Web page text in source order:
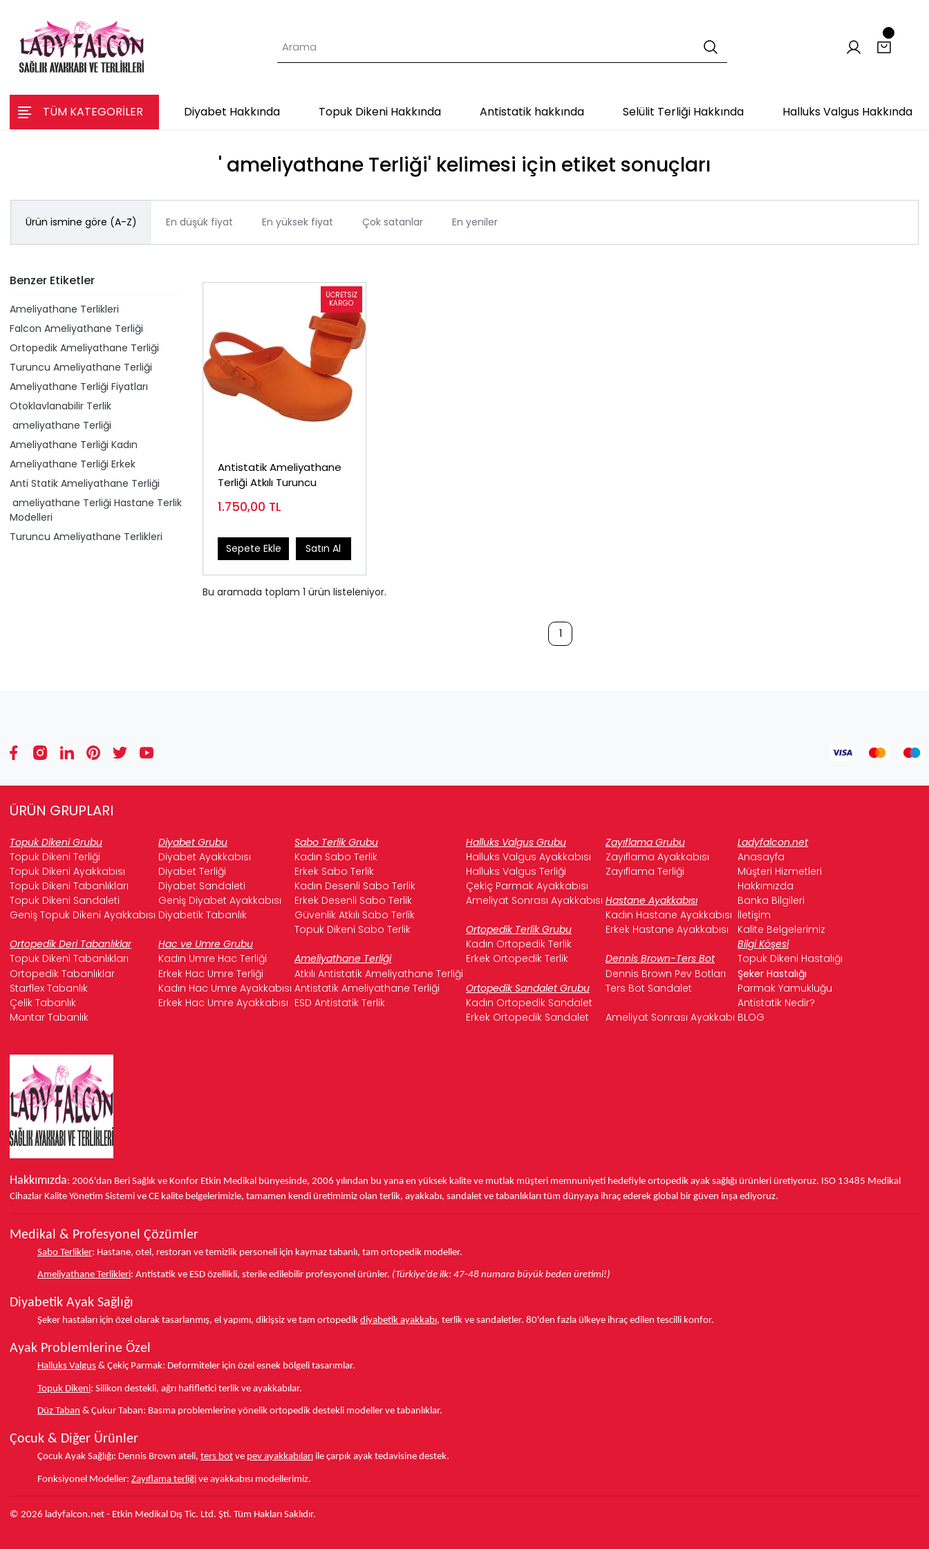
TÜM KATEGORİLER Diyabet Hakkında Topuk Dikeni Hakkında Antistatik hakkında Selülit Terliği Hakkında Halluks Valgus Hakkında
' ameliyathane Terliği' kelimesi için etiket sonuçları
Ürün ismine göre (A-Z) En düşük fiyat En yüksek fiyat Çok satanlar En yeniler
Benzer Etiketler
Ameliyathane Terlikleri
Falcon Ameliyathane Terliği
Ortopedik Ameliyathane Terliği
Turuncu Ameliyathane Terliği
Ameliyathane Terliği Fiyatları
Otoklavlanabilir Terlik
ameliyathane Terliği
Ameliyathane Terliği Kadın
Ameliyathane Terliği Erkek
Anti Statik Ameliyathane Terliği
ameliyathane Terliği Hastane Terlik
Modelleri
Turuncu Ameliyathane Terlikleri
Antistatik Ameliyathane
Terliği Atkılı Turuncu
1.750,00 TL
Sepete Ekle Satın Al
Bu aramada toplam 1 ürün listeleniyor.
1
ÜRÜN GRUPLARI
Topuk Dikeni Grubu Diyabet Grubu Sabo Terlik Grubu Halluks Valgus Grubu Zayıflama Grubu
Ladyfalcon.net
Topuk Dikeni Terliği
Diyabet Ayakkabısı Kadın Sabo Terlik Halluks Valgus Ayakkabısı Zayıflama Ayakkabısı
Anasayfa
Topuk Dikeni Ayakkabısı
Diyabet Terliği Erkek Sabo Terlik Halluks Valgus Terliği Zayıflama Terliği
Müşteri Hizmetleri
Topuk Dikeni Tabanlıkları
Diyabet Sandaleti Kadın Desenli Sabo Terlik Çekiç Parmak Ayakkabısı
Hakkımızda
Topuk Dikeni Sandaleti
Geniş Diyabet Ayakkabısı Erkek Desenli Sabo Terlik Ameliyat Sonrası Ayakkabısı Hastane Ayakkabısı
Banka Bilgileri
Geniş Topuk Dikeni Ayakkabısı Diyabetik Tabanlık Güvenlik Atkılı Sabo Terlik Kadın Hastane Ayakkabısı İletişim
Topuk Dikeni Sabo Terlik
Ortopedik Terlik Grubu Erkek Hastane Ayakkabısı
Kalite Belgelerimiz
Ortopedik Deri Tabanlıklar
Hac ve Umre Grubu Kadın Ortopedik Terlik
Bilgi Köşesi
Topuk Dikeni Tabanlıkları
Kadın Umre Hac Terliği Ameliyathane Terliği Erkek Ortopedik Terlik Dennis Brown-Ters Bot
Topuk Dikeni Hastalığı
Ortopedik Tabanlıklar
Erkek Hac Umre Terliği Atkılı Antistatik Ameliyathane Terliği Dennis Brown Pev Botları
Şeker Hastalığı
Starflex Tabanlık
Kadın Hac Umre Ayakkabısı Antistatik Ameliyathane Terliği Ortopedik Sandalet Grubu Ters Bot Sandalet
Parmak Yamukluğu
Çelik Tabanlık
Erkek Hac Umre Ayakkabısı ESD Antistatik Terlik Kadın Ortopedik Sandalet
Antistatik Nedir?
Mantar Tabanlık
Erkek Ortopedik Sandalet Ameliyat Sonrası Ayakkabı BLOG
Hakkımızda: 2006'dan Beri Sağlık ve Konfor Etkin Medikal bünyesinde, 2006 yılından bu yana en yüksek kalite ve mutlak müşteri memnuniyeti hedefiyle ortopedik ayak sağlığı ürünleri üretiyoruz. ISO 13485 Medikal
Cihazlar Kalite Yönetim Sistemi ve CE kalite belgelerimizle, tamamen kendi üretimimiz olan terlik, ayakkabı, sandalet ve tabanlıkları tüm dünyaya ihraç ederek global bir güven inşa ediyoruz.
Medikal & Profesyonel Çözümler
Sabo Terlikler: Hastane, otel, restoran ve temizlik personeli için kaymaz tabanlı, tam ortopedik modeller.
Ameliyathane Terlikleri: Antistatik ve ESD özellikli, sterile edilebilir profesyonel ürünler. (Türkiye'de ilk: 47-48 numara büyük beden üretimi!)
Diyabetik Ayak Sağlığı
Şeker hastaları için özel olarak tasarlanmış, el yapımı, dikişsiz ve tam ortopedik diyabetik ayakkabı, terlik ve sandaletler. 80'den fazla ülkeye ihraç edilen tescilli konfor.
Ayak Problemlerine Özel
Halluks Valgus & Çekiç Parmak: Deformiteler için özel esnek bölgeli tasarımlar.
Topuk Dikeni: Silikon destekli, ağrı hafifletici terlik ve ayakkabılar.
Düz Taban & Çukur Taban: Basma problemlerine yönelik ortopedik destekli modeller ve tabanlıklar.
Çocuk & Diğer Ürünler
Çocuk Ayak Sağlığı: Dennis Brown ateli, ters bot ve pev ayakkabıları ile çarpık ayak tedavisine destek.
Fonksiyonel Modeller: Zayıflama terliği ve ayakkabısı modellerimiz.
© 2026 ladyfalcon.net - Etkin Medikal Dış Tic. Ltd. Şti. Tüm Hakları Saklıdır.